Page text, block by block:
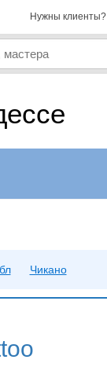
Нужны клиенты?
Чикано